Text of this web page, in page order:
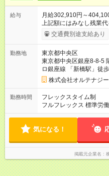
給与
月給302,910円～
上記額にはみなし残業
ます。 みなし残業代
間 20時間／月 半期ご
フィスにも還元する環
3.33ヵ月 上記額にはみなし残業代（月20時間分、40,210円分～
53,650円）を含みます
は３ヶ月で条件に変更
程です。 【試用期間】試用期間あり 試用期間の長さ：3ヶ月 雇
用形態、給与は本採用時
交通費別途支給あり
勤務地
東京都中央区
東京都中央区銀座8-8-5
ロ銀座線 「新橋駅」徒歩
株式会社オルテナジー
勤務時間
フレックスタイム制
フルフレックス 標準労
間/日
気になる！
掲載元企業名